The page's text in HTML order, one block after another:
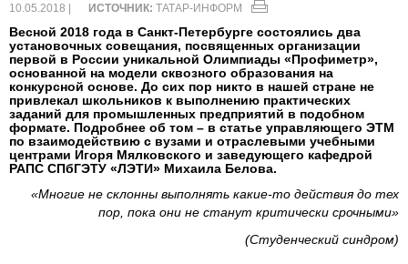
10.05.2018 | ИСТОЧНИК: ТАТАР-ИНФОРМ
Весной 2018 года в Санкт-Петербурге состоялись два
установочных совещания, посвященных организации
первой в России уникальной Олимпиады «Профиметр»,
основанной на модели сквозного образования на
конкурсной основе. До сих пор никто в нашей стране не
привлекал школьников к выполнению практических
заданий для промышленных предприятий в подобном
формате. Подробнее об том – в статье управляющего ЭТМ
по взаимодействию с вузами и отраслевыми учебными
центрами Игоря Мялковского и заведующего кафедрой
РАПС СПбГЭТУ «ЛЭТИ» Михаила Белова.
«Многие не склонны выполнять какие-то действия до тех
пор, пока они не станут критически срочными»
(Студенческий синдром)